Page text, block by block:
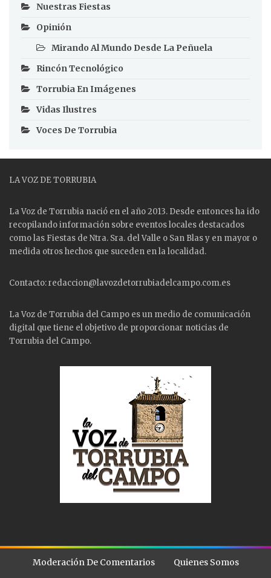
Nuestras Fiestas
Opinión
Mirando Al Mundo Desde La Peñuela
Rincón Tecnológico
Torrubia En Imágenes
Vidas Ilustres
Voces De Torrubia
LA VOZ DE TORRUBIA
La Voz de Torrubia nació en el año 2013. Desde entonces ha ido
recopilando información sobre eventos locales destacados
como las Fiestas de Ntra. Sra. del Valle o San Blas y en mayor o
medida otros hechos que suceden en la localidad.
Contacto: redaccion@lavozdetorrubiadelcampo.com.es
La Voz de Torrubia del Campo es un medio de comunicación
digital que tiene el objetivo de proporcionar noticias de
Torrubia del Campo.
Moderación De Comentarios
Quienes Somos